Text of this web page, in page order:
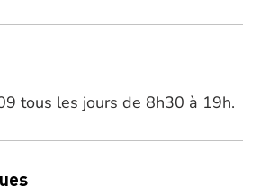
tous les jours de 8h30 à 19h.